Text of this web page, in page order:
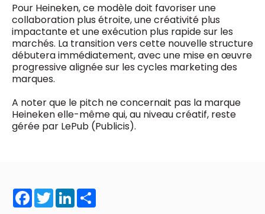
Pour Heineken, ce modèle doit favoriser une
collaboration plus étroite, une créativité plus
impactante et une exécution plus rapide sur les
marchés. La transition vers cette nouvelle structure
débutera immédiatement, avec une mise en œuvre
progressive alignée sur les cycles marketing des
marques.
A noter que le pitch ne concernait pas la marque
Heineken elle-même qui, au niveau créatif, reste
gérée par LePub (Publicis).
Facebook
TwitterLinkedIn